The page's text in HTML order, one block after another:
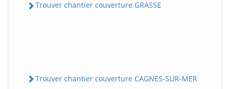
Trouver chantier couverture GRASSE
Trouver chantier couverture CAGNES-SUR-MER